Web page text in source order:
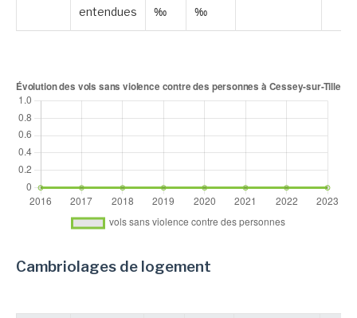
entendues
‰
‰
Cambriolages de logement